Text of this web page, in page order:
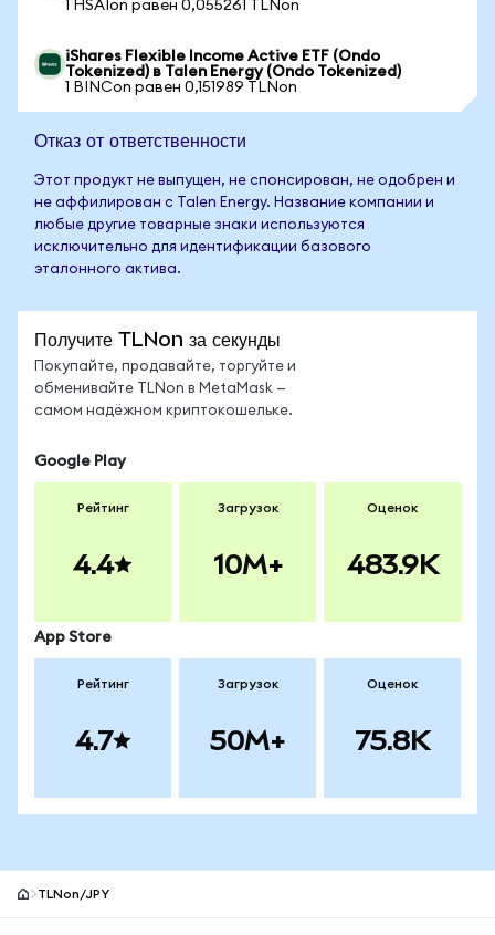
1 HSAIon равен 0,055261 TLNon
iShares Flexible Income Active ETF (Ondo
Tokenized) в Talen Energy (Ondo Tokenized)
1 BINCon равен 0,151989 TLNon
Отказ от ответственности
Этот продукт не выпущен, не спонсирован, не одобрен и
не аффилирован с Talen Energy. Название компании и
любые другие товарные знаки используются
исключительно для идентификации базового
эталонного актива.
Получите TLNon за секунды
Покупайте, продавайте, торгуйте и
обменивайте TLNon в MetaMask —
самом надёжном криптокошельке.
Google Play
Рейтинг
4.4
Загрузок
10M+
Оценок
483.9K
App Store
Рейтинг
4.7
Загрузок
50M+
Оценок
75.8K
TLNon/JPY